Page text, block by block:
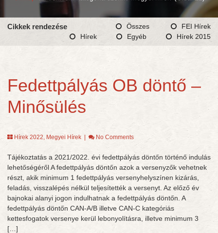
Cikkek rendezése Összes
FEI Hírek
Hírek
Egyéb Hírek 2015
Fedettpályás OB döntő –
Minősülés
Hírek 2022, Megyei Hírek No Comments
Tájékoztatás a 2021/2022. évi fedettpályás döntőn történő indulás
lehetőségéről A fedettpályás döntőn azok a versenyzők vehetnek
részt, akik minimum 1 fedettpályás versenyhelyszínen kizárás,
feladás, visszalépés nélkül teljesítették a versenyt. Az előző év
bajnokai alanyi jogon indulhatnak a fedettpályás döntőn. A
fedettpályás döntőn CAN-A/B illetve CAN-C kategóriás
kettesfogatok versenye kerül lebonyolításra, illetve minimum 3
[…]